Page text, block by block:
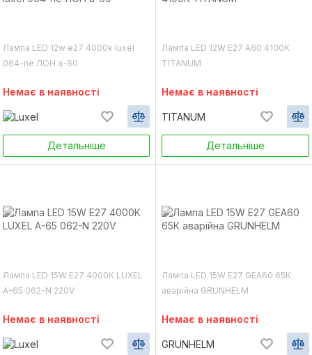
Лампа LED 12w e27 4000k luxel
064-ne ЛОН a-60
Немає в наявності
Детальніше
Лампа LED 12W E27 А60 4100К
TITANUM
Немає в наявності
TITANUM
Детальніше
Лампа LED 15W E27 4000К LUXEL
А-65 062-N 220V
Немає в наявності
Лампа LED 15W E27 GEА60 65К
аварійна GRUNHELM
Немає в наявності
GRUNHELM